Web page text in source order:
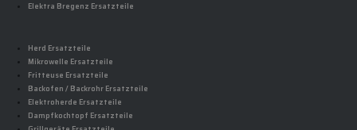
Elektra Bregenz Ersatzteile
Herd Ersatzteile
Mikrowelle Ersatzteile
Fritteuse Ersatzteile
Backofen / Backrohr Ersatzteile
Elektroherde Ersatzteile
Dampfkochtopf Ersatzteile